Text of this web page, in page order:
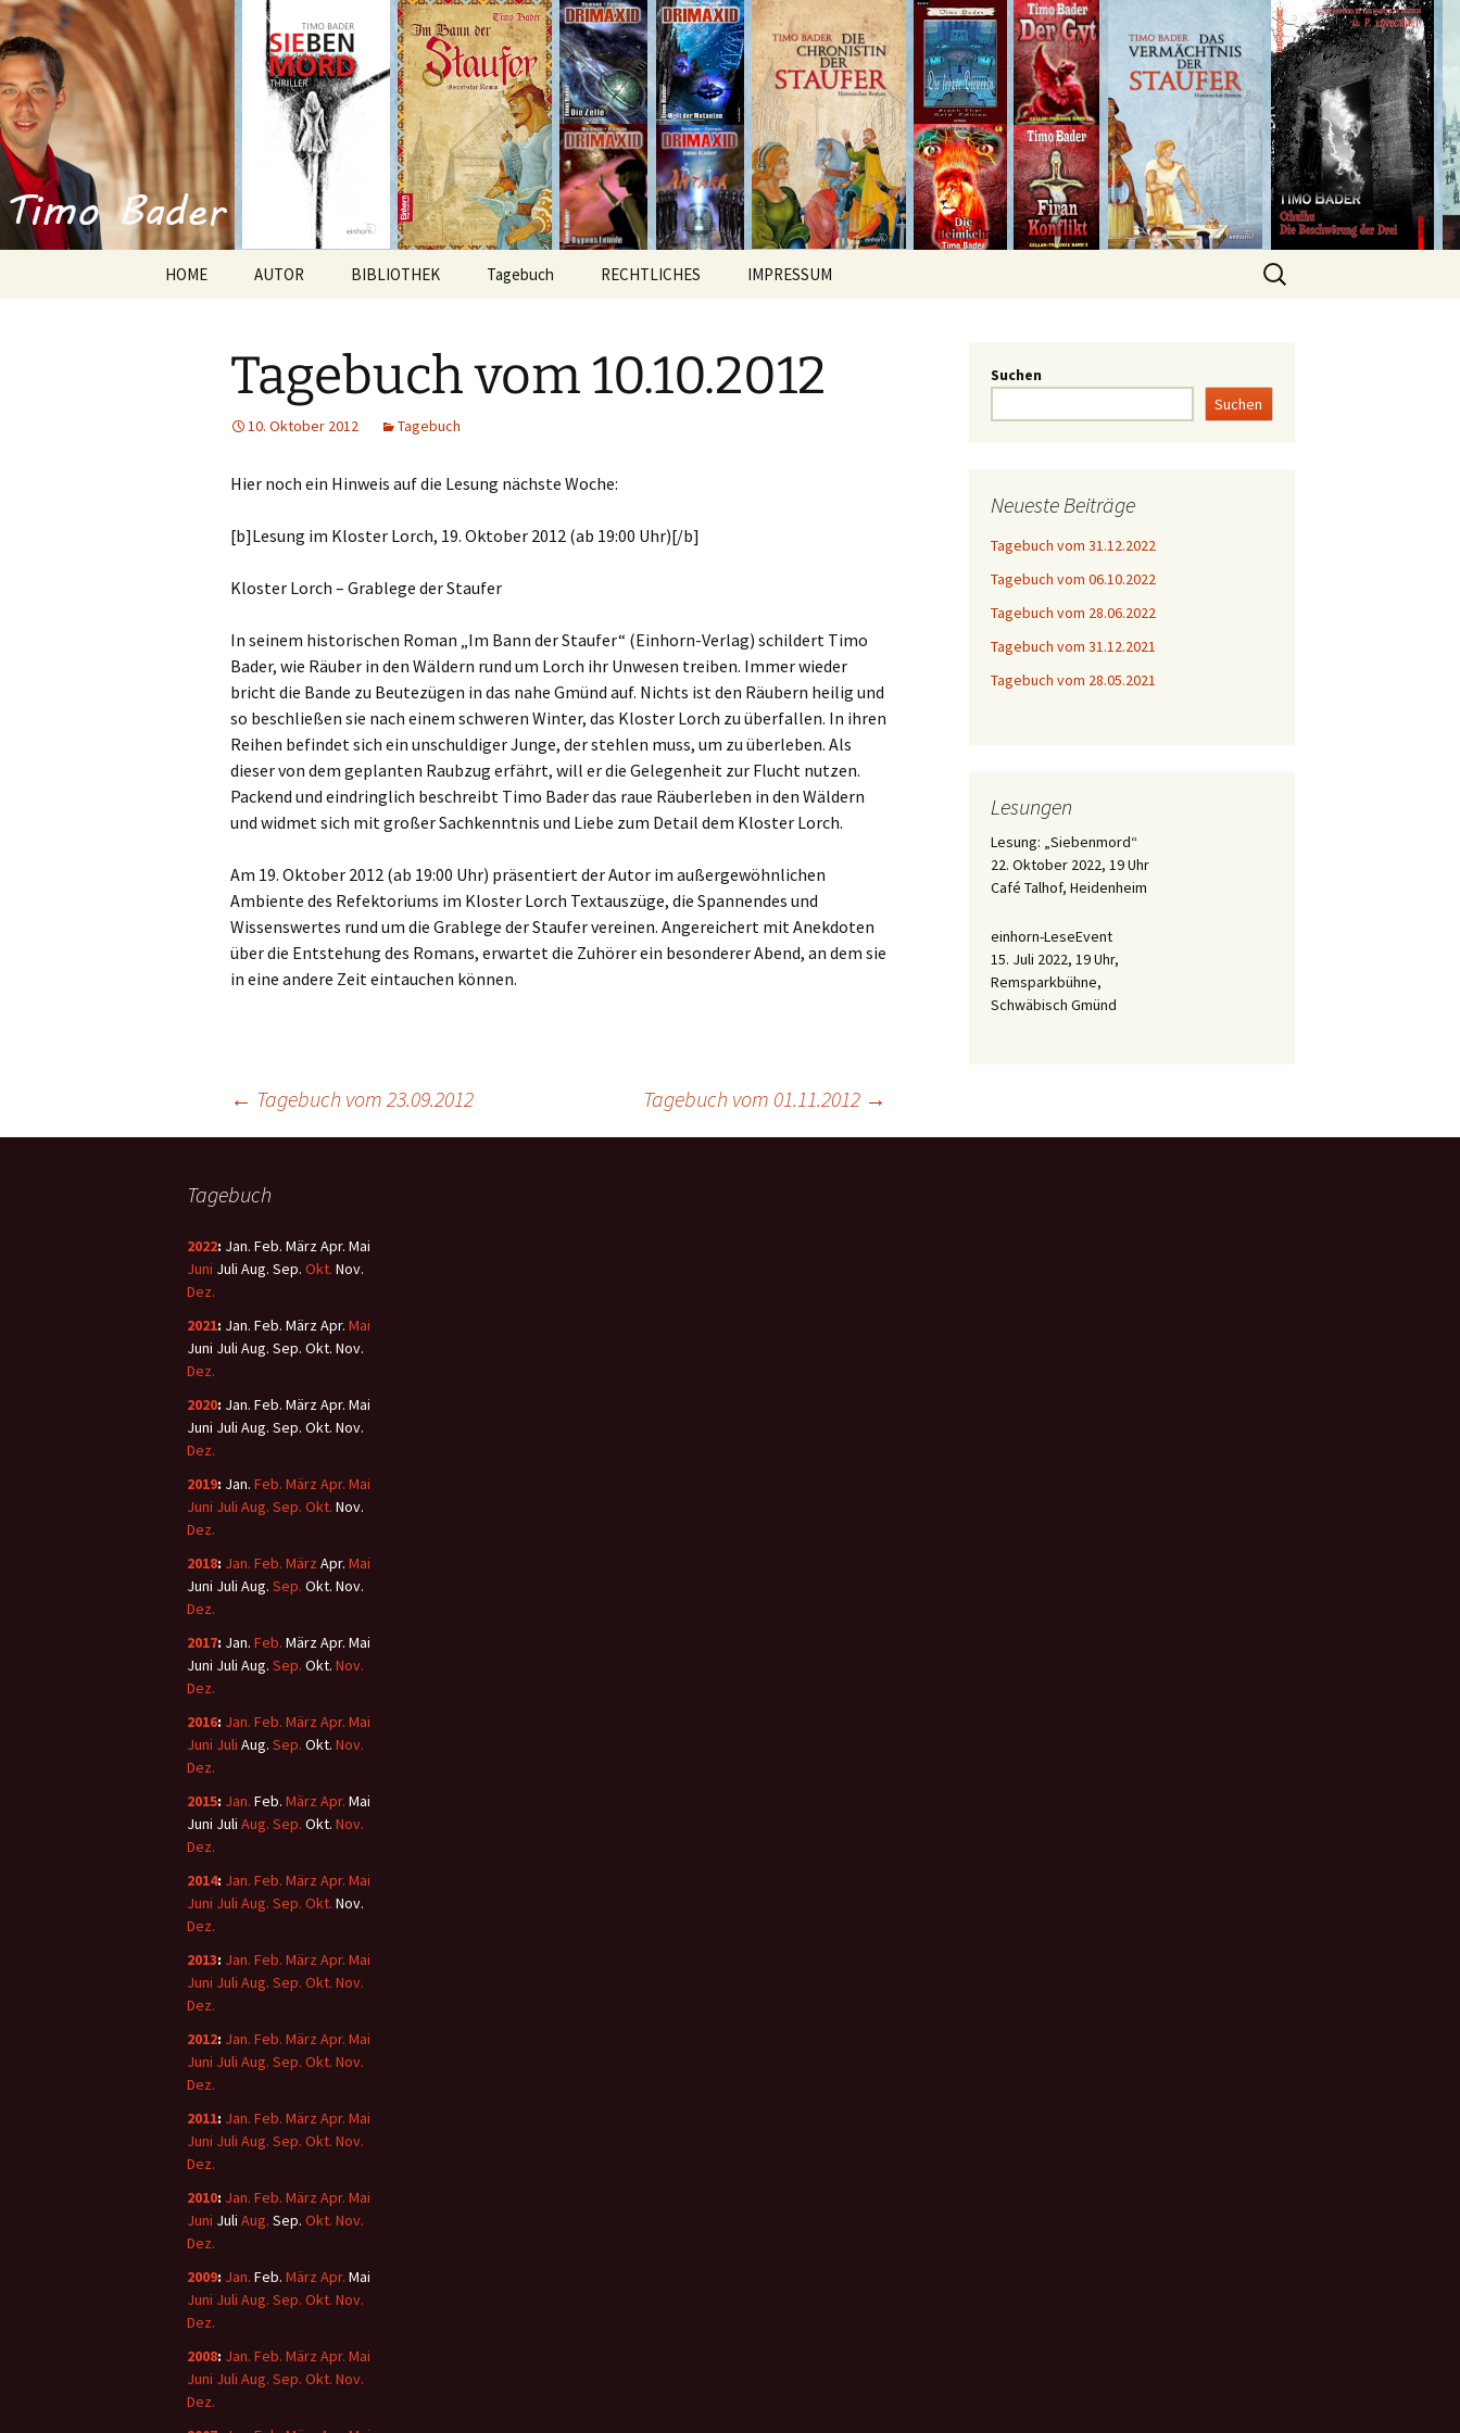
Timo Bader
Willkommen im Reich der Geschichten
HOME AUTOR BIBLIOTHEK
Anthologien
Kurzgeschichten
Tagebuch RECHTLICHES IMPRESSUM
Tagebuch vom 10.10.2012
10. Oktober 2012 Tagebuch
Hier noch ein Hinweis auf die Lesung nächste Woche:
[b]Lesung im Kloster Lorch, 19. Oktober 2012 (ab 19:00 Uhr)[/b]
Kloster Lorch – Grablege der Staufer
In seinem historischen Roman „Im Bann der Staufer“ (Einhorn-Verlag) schildert Timo
Bader, wie Räuber in den Wäldern rund um Lorch ihr Unwesen treiben. Immer wieder
bricht die Bande zu Beutezügen in das nahe Gmünd auf. Nichts ist den Räubern heilig und
so beschließen sie nach einem schweren Winter, das Kloster Lorch zu überfallen. In ihren
Reihen befindet sich ein unschuldiger Junge, der stehlen muss, um zu überleben. Als
dieser von dem geplanten Raubzug erfährt, will er die Gelegenheit zur Flucht nutzen.
Packend und eindringlich beschreibt Timo Bader das raue Räuberleben in den Wäldern
und widmet sich mit großer Sachkenntnis und Liebe zum Detail dem Kloster Lorch.
Am 19. Oktober 2012 (ab 19:00 Uhr) präsentiert der Autor im außergewöhnlichen
Ambiente des Refektoriums im Kloster Lorch Textauszüge, die Spannendes und
Wissenswertes rund um die Grablege der Staufer vereinen. Angereichert mit Anekdoten
über die Entstehung des Romans, erwartet die Zuhörer ein besonderer Abend, an dem sie
in eine andere Zeit eintauchen können.
← Tagebuch vom 23.09.2012 Tagebuch vom 01.11.2012 →
Suchen
Suchen
Neueste Beiträge
Tagebuch vom 31.12.2022
Tagebuch vom 06.10.2022
Tagebuch vom 28.06.2022
Tagebuch vom 31.12.2021
Tagebuch vom 28.05.2021
Lesungen
Lesung: „Siebenmord“
22. Oktober 2022, 19 Uhr
Café Talhof, Heidenheim
einhorn-LeseEvent
15. Juli 2022, 19 Uhr,
Remsparkbühne,
Schwäbisch Gmünd
Tagebuch
2022: Jan. Feb. MärzApr. Mai
Juni Juli Aug. Sep. Okt. Nov.
Dez.
2021: Jan. Feb. MärzApr. Mai
Juni Juli Aug. Sep. Okt. Nov.
Dez.
2020: Jan. Feb. MärzApr. Mai
Juni Juli Aug. Sep. Okt. Nov.
Dez.
2019: Jan. Feb. März Apr. Mai
Juni Juli Aug. Sep. Okt. Nov.
Dez.
2018: Jan. Feb. März Apr. Mai
Juni Juli Aug. Sep. Okt. Nov.
Dez.
2017: Jan. Feb. MärzApr. Mai
Juni Juli Aug. Sep. Okt. Nov.
Dez.
2016: Jan. Feb. März Apr. Mai
Juni Juli Aug. Sep. Okt. Nov.
Dez.
2015: Jan. Feb. März Apr. Mai
Juni Juli Aug. Sep. Okt. Nov.
Dez.
2014: Jan. Feb. März Apr. Mai
Juni Juli Aug. Sep. Okt. Nov.
Dez.
2013: Jan. Feb. März Apr. Mai
Juni Juli Aug. Sep. Okt. Nov.
Dez.
2012: Jan. Feb. März Apr. Mai
Juni Juli Aug. Sep. Okt. Nov.
Dez.
2011: Jan. Feb. März Apr. Mai
Juni Juli Aug. Sep. Okt. Nov.
Dez.
2010: Jan. Feb. März Apr. Mai
Juni Juli Aug. Sep. Okt. Nov.
Dez.
2009: Jan. Feb. März Apr. Mai
Juni Juli Aug. Sep. Okt. Nov.
Dez.
2008: Jan. Feb. März Apr. Mai
Juni Juli Aug. Sep. Okt. Nov.
Dez.